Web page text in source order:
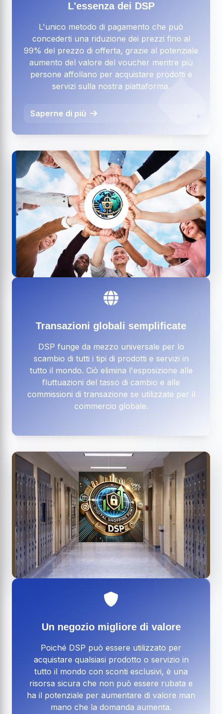
L'essenza dei DSP
L'unico metodo di pagamento che può
concederti una riduzione dei prezzi fino al
99% del prezzo di offerta, grazie al potenziale
aumento del valore del voucher mentre più
persone affollano per acquistare prodotti e
servizi sulla nostra piattaforma.
Saperne di più
Transazioni globali semplificate
DSP funge da mezzo universale per lo
scambio di tutti i tipi di prodotti e servizi in
tutto il mondo. Ciò elimina l'esposizione alle
fluttuazioni del tasso di cambio e alle
commissioni di transazione se utilizzate per il
commercio globale.
Un negozio migliore di valore
Poiché DSP può essere utilizzato per
acquistare qualsiasi prodotto o servizio in
tutto il mondo con sconti esclusivi, è una
risorsa sicura che non può essere rubata e
ha il potenziale per aumentare di valore man
mano che la domanda aumenta.